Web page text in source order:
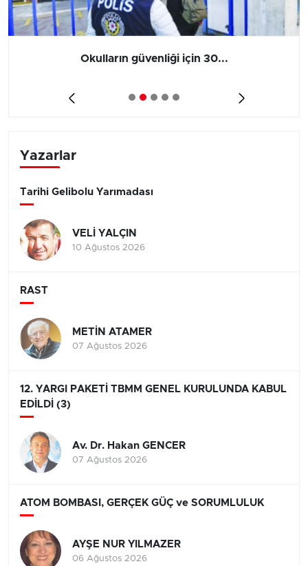
Okulların güvenliği için 30...
Yazarlar
Tarihi Gelibolu Yarımadası
VELİ YALÇIN
10 Ağustos 2026
RAST
METİN ATAMER
07 Ağustos 2026
12. YARGI PAKETİ TBMM GENEL KURULUNDA KABUL
EDİLDİ (3)
Av. Dr. Hakan GENCER
07 Ağustos 2026
ATOM BOMBASI, GERÇEK GÜÇ ve SORUMLULUK
AYŞE NUR YILMAZER
06 Ağustos 2026